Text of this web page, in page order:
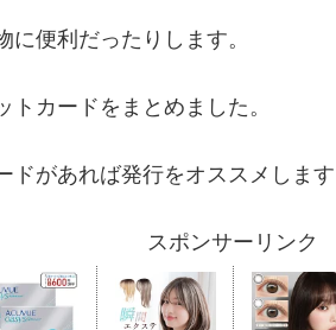
便利だったりします。
カードをまとめました。
ドがあれば発行をオススメします
スポンサーリンク